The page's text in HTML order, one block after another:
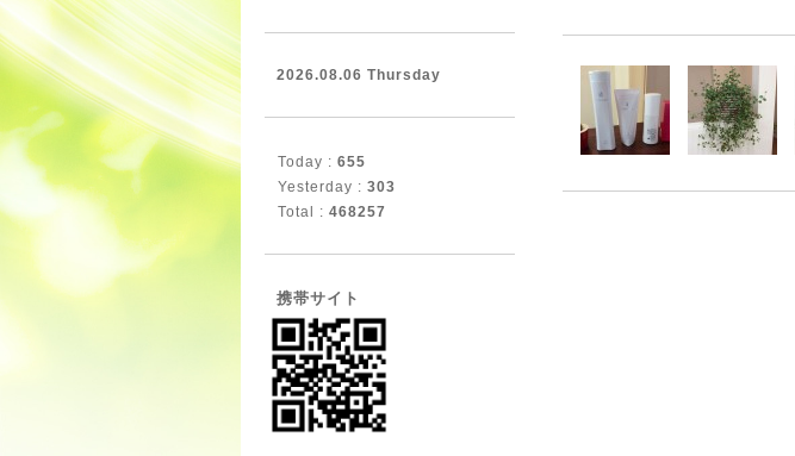
2026.08.06 Thursday
Today : 655
Yesterday : 303
Total : 468257
携帯サイト